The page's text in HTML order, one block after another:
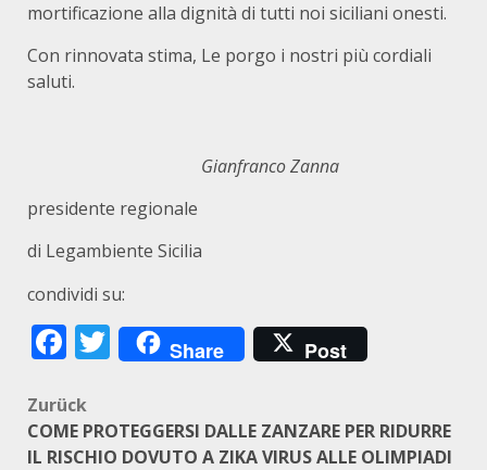
mortificazione alla dignità di tutti noi siciliani onesti.
Con rinnovata stima, Le porgo i nostri più cordiali
saluti.
Gianfranco Zanna
presidente regionale
di Legambiente Sicilia
condividi su:
Facebook
Twitter
Share Post
Beitragsnavigation
Zurück
COME PROTEGGERSI DALLE ZANZARE PER RIDURRE
IL RISCHIO DOVUTO A ZIKA VIRUS ALLE OLIMPIADI